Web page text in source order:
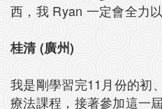
西，我 Ryan 一定會全力
桂清 (廣州)
我是剛學習完11月份的初
療法課程，接著參加這一